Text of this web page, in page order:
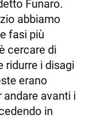
Funaro.
abbiamo
fasi più
cercare di
ridurre i disagi
erano
avanti i
in